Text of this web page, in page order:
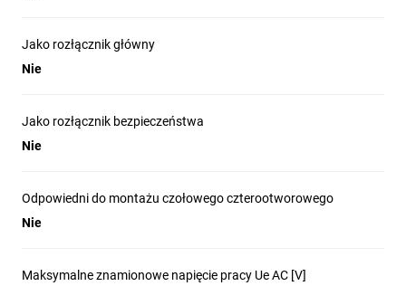
Jako rozłącznik główny
Nie
Jako rozłącznik bezpieczeństwa
Nie
Odpowiedni do montażu czołowego czterootworowego
Nie
Maksymalne znamionowe napięcie pracy Ue AC [V]